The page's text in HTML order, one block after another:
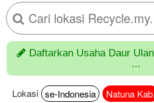
Daftarkan Usaha Daur
...
Lokasi se-Indonesia Natuna Kab.